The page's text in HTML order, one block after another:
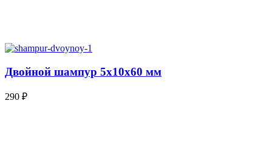
Двойной шампур 5х10х60 мм
290 ₽